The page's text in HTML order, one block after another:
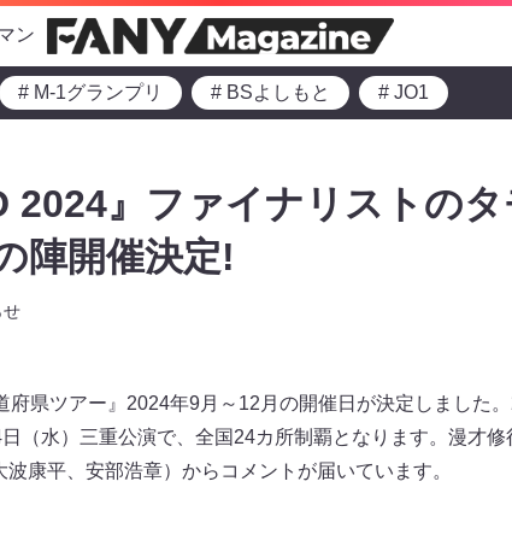
ン
# M-1グランプリ # BSよしもと # JO1
2024』ファイナリストの
陣開催決定!
せ
府県ツアー』2024年9月～12月の開催日が決定しました
（水）三重公演で、全国24カ所制覇となります。漫才
康平、安部浩章）からコメントが届いています。